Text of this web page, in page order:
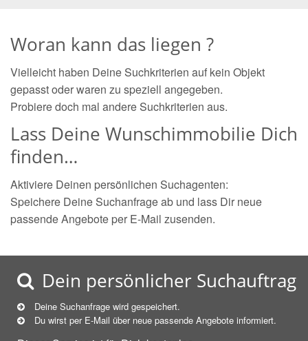
Woran kann das liegen ?
Vielleicht haben Deine Suchkriterien auf kein Objekt
gepasst oder waren zu speziell angegeben.
Probiere doch mal andere Suchkriterien aus.
Lass Deine Wunschimmobilie Dich
finden…
Aktiviere Deinen persönlichen Suchagenten:
Speichere Deine Suchanfrage ab und lass Dir neue
passende Angebote per E-Mail zusenden.
Dein persönlicher Suchauftrag
Deine Suchanfrage wird gespeichert.
Du wirst per E-Mail über neue passende Angebote informiert.